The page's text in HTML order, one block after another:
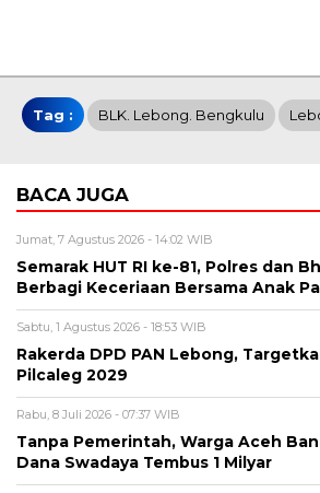
Tag : BLK. Lebong. Bengkulu
BACA JUGA
Jumat, 7 Agustus 2026 - 14:02 WIB
Semarak HUT RI ke-81, Polres dan
Berbagi Keceriaan Bersama Anak
Sabtu, 1 Agustus 2026 - 18:53 WIB
Rakerda DPD PAN Lebong,
Pilcaleg 2029
Rabu, 8 Juli 2026 - 07:37 WIB
Tanpa Pemerintah, Warga Aceh
Dana Swadaya Tembus 1 Milyar